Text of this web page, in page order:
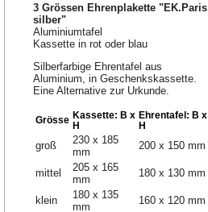
3 Grössen Ehrenplakette "EK.Paris
silber"
Aluminiumtafel
Kassette in rot oder blau
Silberfarbige Ehrentafel aus
Aluminium, in Geschenkskassette.
Eine Alternative zur Urkunde.
Grösse Kassette: B x
H
Ehrentafel: B x
H
groß
230 x 185
mm
200 x 150 mm
mittel
205 x 165
mm
180 x 130 mm
klein
180 x 135
mm
160 x 120 mm